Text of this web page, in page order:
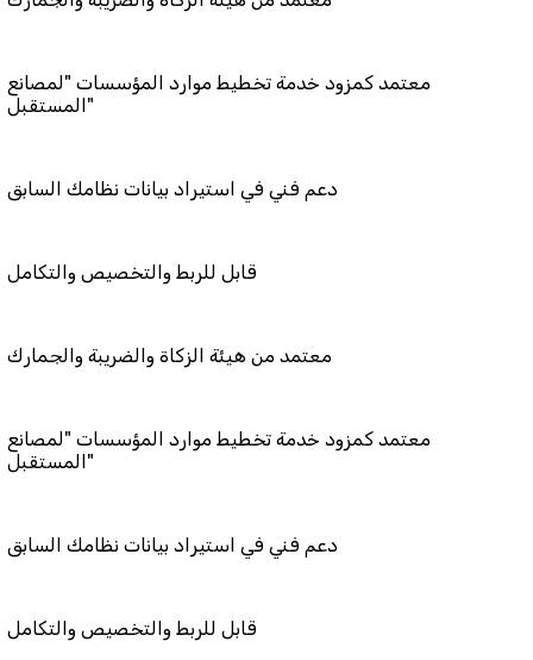
معتمد كمزود خدمة تخطيط موارد
المستقبل"
دعم فني في استيراد بيانات
قابل للربط والتخصيص
معتمد من هيئة الزكاة والضريبة
معتمد كمزود خدمة تخطيط موارد
المستقبل"
دعم فني في استيراد بيانات
قابل للربط والتخصيص